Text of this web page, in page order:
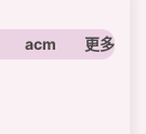
acm 神经网络
更多